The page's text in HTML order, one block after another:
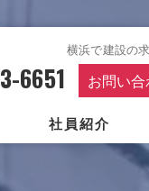
横浜で建設の
6651 お問い
社員紹介